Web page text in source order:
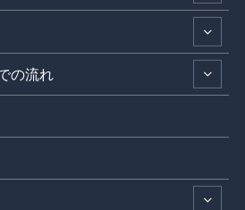
の流れ